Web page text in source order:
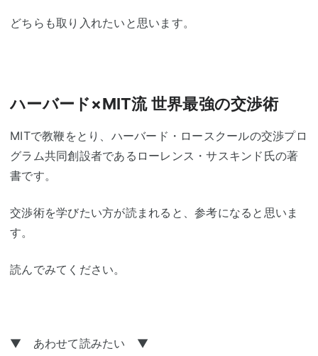
どちらも取り入れたいと思います。
ハーバード×MIT流 世界最強の交渉術
MITで教鞭をとり、ハーバード・ロースクールの交渉プロ
グラム共同創設者であるローレンス・サスキンド氏の著
書です。
交渉術を学びたい方が読まれると、参考になると思いま
す。
読んでみてください。
▼ あわせて読みたい ▼